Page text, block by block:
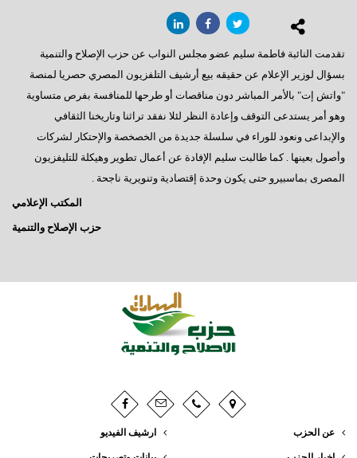
تقدمت النائبة فاطمة سليم عضو مجلس النواب عن حزب الإصلاح والتنمية
بسؤال لوزير الإعلام عن حقيقه بيع أرشيف التلفزيون المصري حصريا لمنصة
"واتش إت" بالأمر المباشر دون مناقصات أو طرحها للمنافسة بفرص متساوية
وهو أمر يستدعى التوقف وإعادة النظر لئلا نفقد تراثنا وتاريخنا الثقافي
والإبداعى ونعود للوراء في سلسلة جديدة من الخصخصة والإحتكار لشركات
وأصول بعينها . كما طالبت سليم الإفادة عن أعمال تطوير وهيكلة للتليفزيون
المصرى بماسبيرو حتى يكون وحدة إقتصادية وتنويرية ناجحة .
المكتب الإعلامي
حزب الإصلاح والتنمية
عن الحزب ارشيف الفيديو